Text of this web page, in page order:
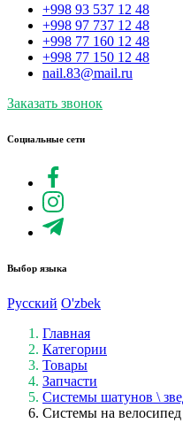
+998 93 537 12 48
+998 97 737 12 48
+998 77 160 12 48
+998 77 150 12 48
nail.83@mail.ru
Заказать звонок
Социальные сети
Выбор языка
Русский O'zbek
Главная
Категории
Товары
Запчасти
Системы шатунов \
Системы на